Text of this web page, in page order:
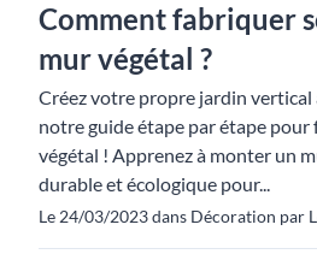
Comment fabriquer
mur végétal ?
Créez votre propre jardin vertical
notre guide étape par étape
végétal ! Apprenez à monter un
durable et écologique pour...
Le 24/03/2023 dans Décoration par